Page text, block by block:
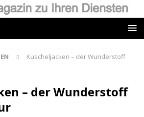
Kuscheljacken – der Wunderstoff
– der Wunderstoff